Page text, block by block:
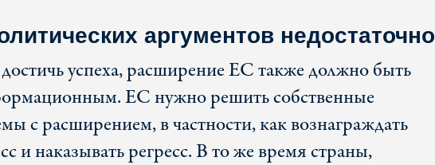
аргументов недостаточно
успеха, расширение ЕС также должно быть
ЕС нужно решить собственные
с расширением, в частности, как вознаграждать
и наказывать регресс. В то же время страны,